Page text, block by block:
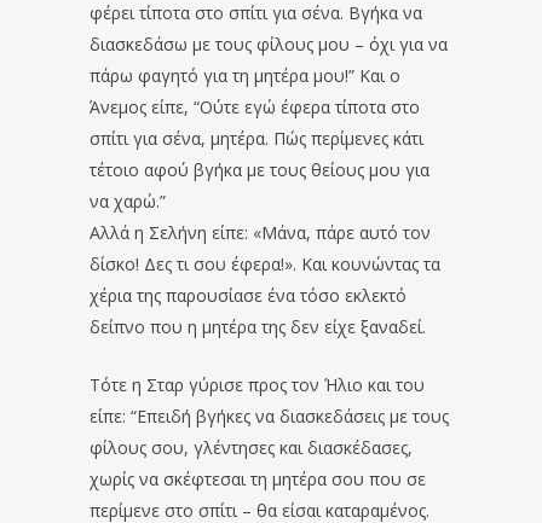
φέρει τίποτα στο σπίτι για σένα. Βγήκα να
διασκεδάσω με τους φίλους μου – όχι για να
πάρω φαγητό για τη μητέρα μου!” Και ο
Άνεμος είπε, “Ούτε εγώ έφερα τίποτα στο
σπίτι για σένα, μητέρα. Πώς περίμενες κάτι
τέτοιο αφού βγήκα με τους θείους μου για
να χαρώ.”
Αλλά η Σελήνη είπε: «Μάνα, πάρε αυτό τον
δίσκο! Δες τι σου έφερα!». Και κουνώντας τα
χέρια της παρουσίασε ένα τόσο εκλεκτό
δείπνο που η μητέρα της δεν είχε ξαναδεί.
Τότε η Σταρ γύρισε προς τον Ήλιο και του
είπε: “Επειδή βγήκες να διασκεδάσεις με τους
φίλους σου, γλέντησες και διασκέδασες,
χωρίς να σκέφτεσαι τη μητέρα σου που σε
περίμενε στο σπίτι – θα είσαι καταραμένος.